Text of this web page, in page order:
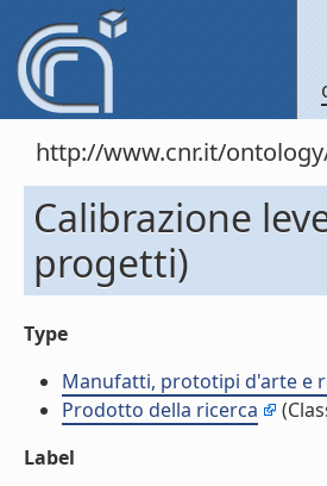
http://www.cnr.it/
Calibrazione
progetti)
Type
Manufatti, prototipi d'arte e
Prodotto della ricerca
Label